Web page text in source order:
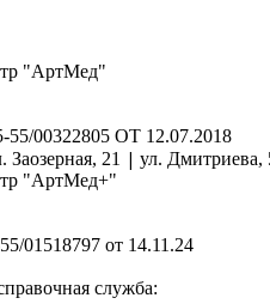
"АртМед"
00322805 ОТ 12.07.2018
Заозерная, 21 | ул. Дмитриева,
"АртМед+"
01518797 от 14.11.24
служба: